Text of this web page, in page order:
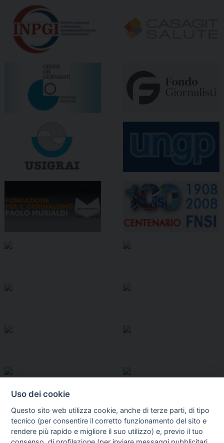
Uso dei cookie
Questo sito web utilizza cookie, anche di terze parti, di tipo
tecnico (per consentire il corretto funzionamento del sito e
rendere più rapido e migliore il suo utilizzo) e, previo il tuo